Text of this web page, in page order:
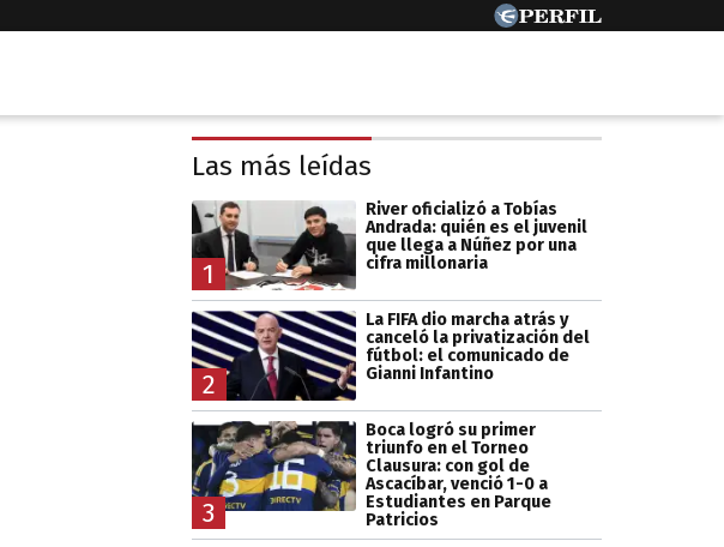
Las más leídas
1
River oficializó a Tobías
Andrada: quién es el juvenil
que llega a Núñez por una
cifra millonaria
2
La FIFA dio marcha atrás y
canceló la privatización del
fútbol: el comunicado de
Gianni Infantino
3
Boca logró su primer
triunfo en el Torneo
Clausura: con gol de
Ascacíbar, venció 1-0 a
Estudiantes en Parque
Patricios